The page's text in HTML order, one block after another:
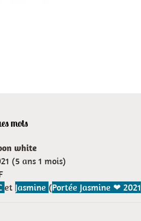
mots
white
(5 ans 1 mois)
et Jasmine (Portée Jasmine ❤ 2021